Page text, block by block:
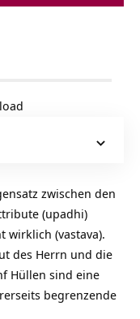
zwischen den
(upadhi)
wirklich (vastava).
des Herrn und die
Hüllen sind eine
begrenzende